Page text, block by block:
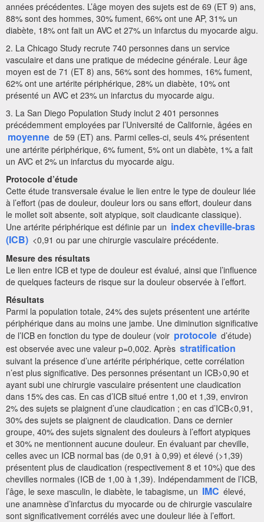
années précédentes. L’âge moyen des sujets est de 69 (ET 9) ans,
88% sont des hommes, 30% fument, 66% ont une AP, 31% un
diabète, 18% ont fait un AVC et 27% un infarctus du myocarde aigu.
2. La Chicago Study recrute 740 personnes dans un service
vasculaire et dans une pratique de médecine générale. Leur âge
moyen est de 71 (ET 8) ans, 56% sont des hommes, 16% fument,
62% ont une artérite périphérique, 28% un diabète, 10% ont
présenté un AVC et 23% un infarctus du myocarde aigu.
3. La San Diego Population Study inclut 2 401 personnes
précédemment employées par l’Université de Californie, âgées en
moyenne de 59 (ET) ans. Parmi celles-ci, seuls 4% présentent
une artérite périphérique, 6% fument, 5% ont un diabète, 1% a fait
un AVC et 2% un infarctus du myocarde aigu.
Protocole d’étude
Cette étude transversale évalue le lien entre le type de douleur liée
à l’effort (pas de douleur, douleur lors ou sans effort, douleur dans
le mollet soit absente, soit atypique, soit claudicante classique).
Une artérite périphérique est définie par un index cheville-bras
(ICB) <0,91 ou par une chirurgie vasculaire précédente.
Mesure des résultats
Le lien entre ICB et type de douleur est évalué, ainsi que l’influence
de quelques facteurs de risque sur la douleur observée à l’effort.
Résultats
Parmi la population totale, 24% des sujets présentent une artérite
périphérique dans au moins une jambe. Une diminution significative
de l’ICB en fonction du type de douleur (voir protocole d’étude)
est observée avec une valeur p=0,002. Après stratification
suivant la présence d’une artérite périphérique, cette corrélation
n’est plus significative. Des personnes présentant un ICB>0,90 et
ayant subi une chirurgie vasculaire présentent une claudication
dans 15% des cas. En cas d’ICB situé entre 1,00 et 1,39, environ
2% des sujets se plaignent d’une claudication ; en cas d’ICB<0,91,
30% des sujets se plaignent de claudication. Dans ce dernier
groupe, 40% des sujets signalent des douleurs à l’effort atypiques
et 30% ne mentionnent aucune douleur. En évaluant par cheville,
celles avec un ICB normal bas (de 0,91 à 0,99) et élevé (>1,39)
présentent plus de claudication (respectivement 8 et 10%) que des
chevilles normales (ICB de 1,00 à 1,39). Indépendamment de l’ICB,
l’âge, le sexe masculin, le diabète, le tabagisme, un IMC élevé,
une anamnèse d’infarctus du myocarde ou de chirurgie vasculaire
sont significativement corrélés avec une douleur liée à l’effort.